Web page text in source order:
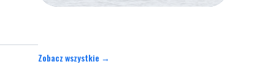
Zobacz wszystkie →